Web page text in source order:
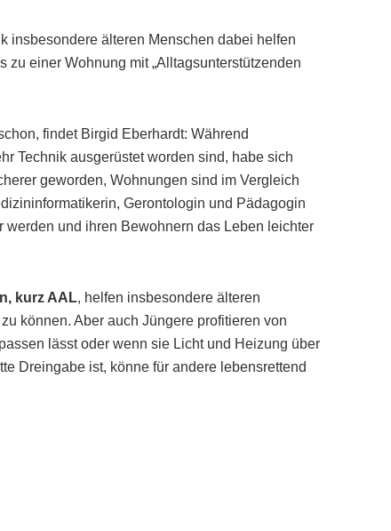
insbesondere älteren Menschen dabei helfen
einer Wohnung mit „Alltagsunterstützenden
findet Birgid Eberhardt: Während
Technik ausgerüstet worden sind, habe sich
geworden, Wohnungen sind im Vergleich
Gerontologin und Pädagogin
und ihren Bewohnern das Leben leichter
kurz AAL, helfen insbesondere älteren
können. Aber auch Jüngere profitieren von
lässt oder wenn sie Licht und Heizung über
Dreingabe ist, könne für andere lebensrettend